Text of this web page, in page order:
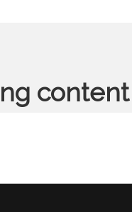
content